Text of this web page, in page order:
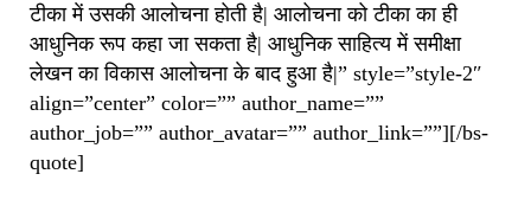
टीका में उसकी आलोचना होती है| आलोचना को टीका का ही
आधुनिक रूप कहा जा सकता है| आधुनिक साहित्य में समीक्षा
लेखन का विकास आलोचना के बाद हुआ है|” style=”style-2″
align=”center” color=”” author_name=””
author_job=”” author_avatar=”” author_link=””][/bs-
quote]